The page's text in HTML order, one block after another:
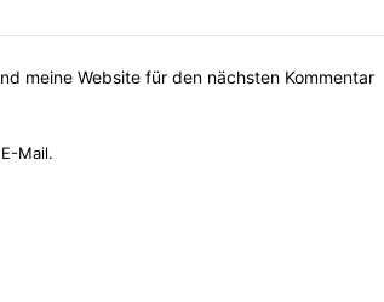
meine Website für den nächsten Kommentar
Mail.